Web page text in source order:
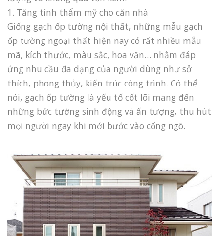
1. Tăng tính thẩm mỹ cho căn nhà
Giống gạch ốp tường nội thất, những mẫu gạch
ốp tường ngoại thất hiện nay có rất nhiều mẫu
mã, kích thước, màu sắc, hoa văn… nhằm đáp
ứng nhu cầu đa dạng của người dùng như sở
thích, phong thủy, kiến trúc công trình. Có thể
nói, gạch ốp tường là yếu tố cốt lõi mang đến
những bức tường sinh động và ấn tượng, thu hút
mọi người ngay khi mới bước vào cổng ngõ.